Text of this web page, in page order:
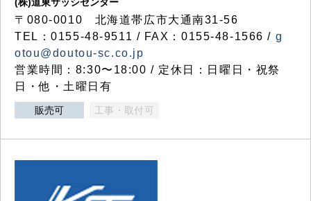
〒080-0010 北海道帯広市大通南31-56
TEL：0155-48-9511 / FAX：0155-48-1566 / g
otou@doutou-sc.co.jp
営業時間：8:30〜18:00 / 定休日：日曜日・祝祭
日・他・土曜日有
販売可 工事・取付可